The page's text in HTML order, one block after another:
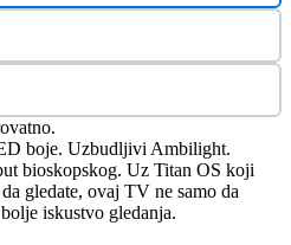
boje. Uzbudljivi Ambilight.
bioskopskog. Uz Titan OS koji
gledate, ovaj TV ne samo da
iskustvo gledanja.